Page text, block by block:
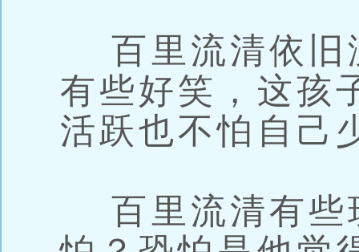
百里流清依旧
有些好笑，这孩
活跃也不怕自己
百里流清有些